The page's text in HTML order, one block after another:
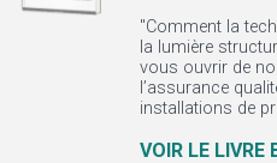
"Comment la
la lumière
vous ouvrir de
l’assurance
installations de
VOIR LE LIVRE